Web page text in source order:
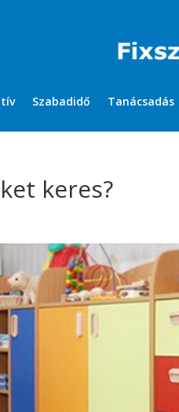
Szabadidő Tanácsadás
keres?